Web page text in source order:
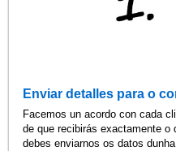
Enviar detalles para o
Facemos un acordo con cada
de que recibirás exactamente
debes enviarnos os datos